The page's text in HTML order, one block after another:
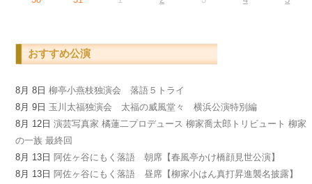
おすすめ公演
8月 8日柳亭小燕枝独演会 落語５トライ
8月 9日 玉川太福独演会 太福の威風堂々 横浜公演特別編
8月 12日演芸写真家 橘蓮二プロデュース 柳家喬太郎トリビュート 柳家
の一族 最終回
8月 13日阿佐ヶ谷にもく落語 朝席【春風亭かけ橋顔見世公演】
8月 13日阿佐ヶ谷にもく落語 昼席【柳家小はん真打昇進襲名披露】